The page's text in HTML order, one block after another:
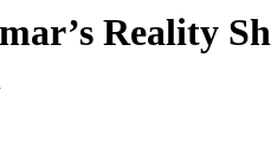
Reality